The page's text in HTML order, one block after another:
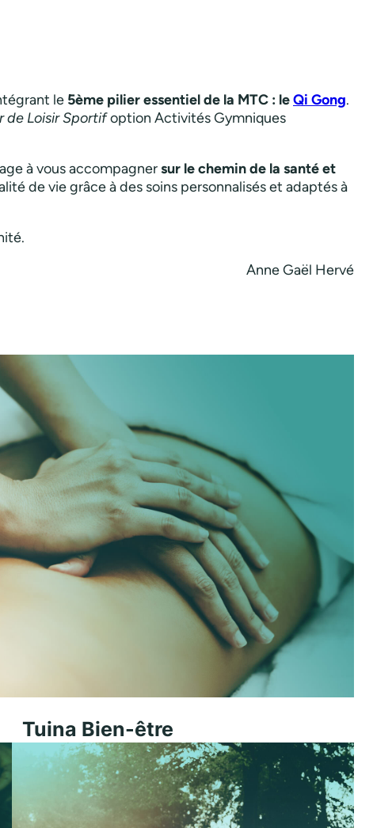
le 5ème pilier essentiel de la MTC : leQi Gong.
de Loisir Sportifoption Activités Gymniques
à vous accompagnersur le chemin de la santé et
de vie grâce à des soins personnalisés et adaptés à
Anne Gaël Hervé
Tuina Bien-être